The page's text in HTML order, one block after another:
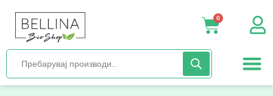
0